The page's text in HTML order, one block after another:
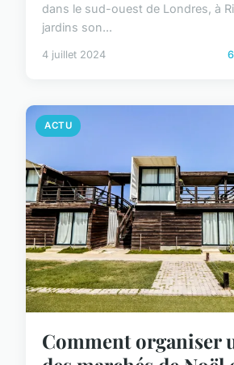
dans le sud-ouest de Londres, à
jardins son...
4 juillet 2024
ACTU
Comment organiser